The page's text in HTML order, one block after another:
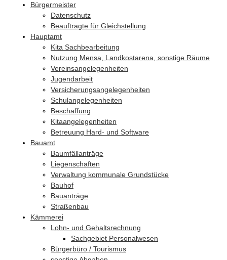
Bürgermeister
Datenschutz
Beauftragte für Gleichstellung
Hauptamt
Kita Sachbearbeitung
Nutzung Mensa, Landkostarena, sonstige Räume
Vereinsangelegenheiten
Jugendarbeit
Versicherungsangelegenheiten
Schulangelegenheiten
Beschaffung
Kitaangelegenheiten
Betreuung Hard- und Software
Bauamt
Baumfällanträge
Liegenschaften
Verwaltung kommunale Grundstücke
Bauhof
Bauanträge
Straßenbau
Kämmerei
Lohn- und Gehaltsrechnung
Sachgebiet Personalwesen
Bürgerbüro / Tourismus